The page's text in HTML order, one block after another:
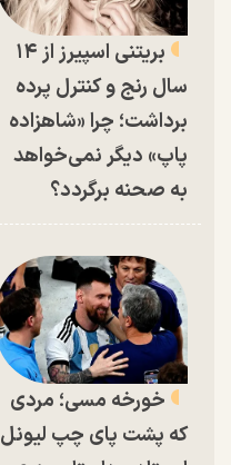
بریتنی اسپیرز از ۱۴
سال رنج و کنترل پرده
برداشت؛ چرا «شاهزاده
پاپ» دیگر نمی‌خواهد
به صحنه برگردد؟
خورخه مسی؛ مردی
که پشت پای چپ لیونل